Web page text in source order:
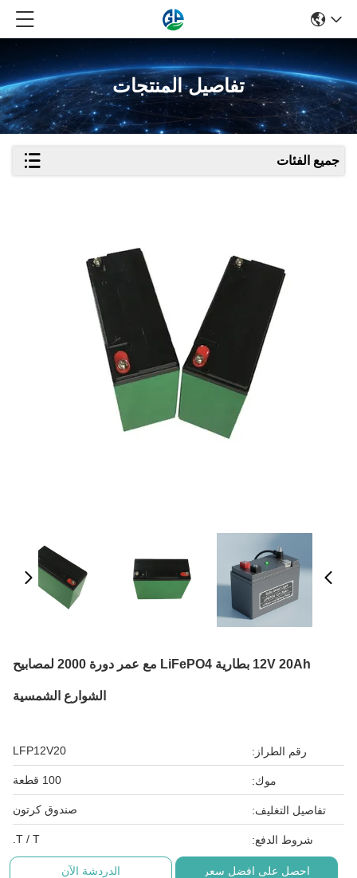
تفاصيل المنتجات
جميع الفئات
12V 20Ah بطارية LiFePO4 مع عمر دورة 2000 لمصابيح
الشوارع الشمسية
رقم الطراز: LFP12V20
موك: 100 قطعة
تفاصيل التغليف: صندوق كرتون
شروط الدفع: T / T.
احصل على افضل سعر الدردشة الآن